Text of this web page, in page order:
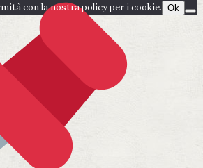
con la nostra policy per i cookie. Ok